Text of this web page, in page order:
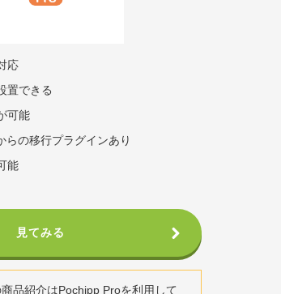
応
置できる
可能
らの移行プラグインあり
能
見てみる
品紹介はPochipp Proを利用して